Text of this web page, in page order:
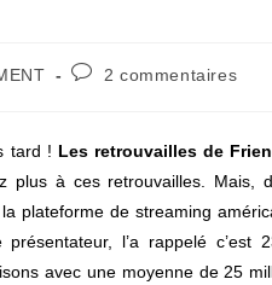
Commentaires
2 commentaires
tard ! Les retrouvailles de
plus à ces retrouvailles. Mais,
plateforme de streaming
l’a rappelé
avec une moyenne de 25